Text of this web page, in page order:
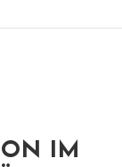
IM